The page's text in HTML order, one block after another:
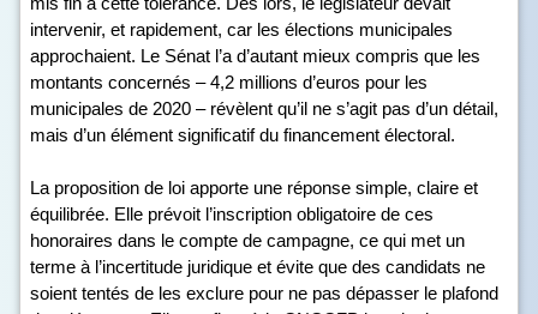
intervenir, et rapidement, car les élections municipales
approchaient. Le Sénat l’a d’autant mieux compris que les
montants concernés – 4,2 millions d’euros pour les
municipales de 2020 – révèlent qu’il ne s’agit pas d’un détail,
mais d’un élément significatif du financement électoral.
La proposition de loi apporte une réponse simple, claire et
équilibrée. Elle prévoit l’inscription obligatoire de ces
honoraires dans le compte de campagne, ce qui met un
terme à l’incertitude juridique et évite que des candidats ne
soient tentés de les exclure pour ne pas dépasser le plafond